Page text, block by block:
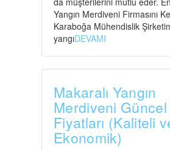
Yangın Merdiveni Firmasını
Karaboğa Mühendislik
yangıDEVAMI
Makaralı Yangın
Merdiveni Güncel
Fiyatları (Kaliteli
Ekonomik)